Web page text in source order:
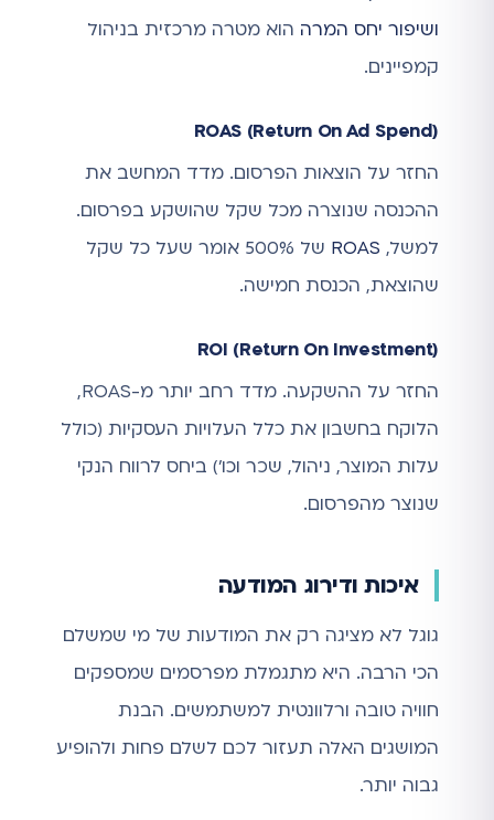
ושיפור יחס המרה הוא מטרה מרכזית בניהול
קמפיינים.
ROAS (Return On Ad Spend)
החזר על הוצאות הפרסום. מדד המחשב את
ההכנסה שנוצרה מכל שקל שהושקע בפרסום.
למשל, ROAS
של 500% אומר שעל כל שקל
שהוצאת, הכנסת חמישה.
ROI (Return On Investment)
החזר על ההשקעה. מדד רחב יותר מ-ROAS,
הלוקח בחשבון את כלל העלויות העסקיות (כולל
עלות המוצר, ניהול, שכר וכו') ביחס לרווח הנקי
שנוצר מהפרסום.
איכות ודירוג המודעה
גוגל לא מציגה רק את המודעות של מי שמשלם
הכי הרבה. היא מתגמלת מפרסמים שמספקים
חוויה טובה ורלוונטית למשתמשים. הבנת
המושגים האלה תעזור לכם לשלם פחות ולהופיע
גבוה יותר.